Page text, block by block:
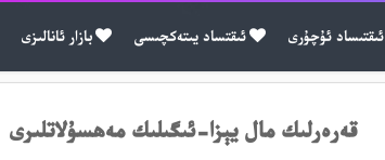
ئىقتىساد ئۇچۇرى ئىقتساد يىتەكچىسى بازار ئانالىزى
قەرەرلىك مال يېزا-ئىگىلىك مەھسۇلاتلىرى